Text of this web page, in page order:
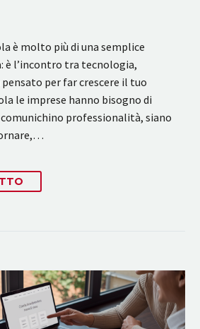
è molto più di una semplice
è l’incontro tra tecnologia,
per far crescere il tuo
le imprese hanno bisogno di
professionalità, siano